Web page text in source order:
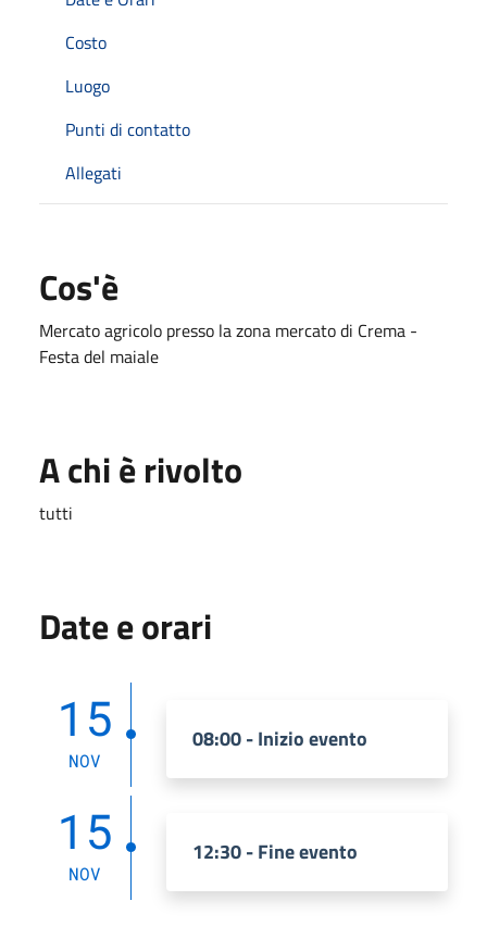
Costo
Luogo
Punti di contatto
Allegati
Cos'è
Mercato agricolo presso la zona mercato di Crema -
Festa del maiale
A chi è rivolto
tutti
Date e orari
15
NOV
08:00 - Inizio evento
15
NOV
12:30 - Fine evento